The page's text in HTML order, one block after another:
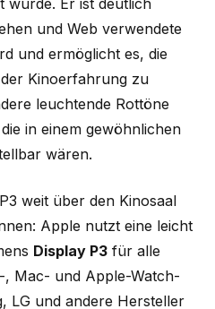
und Web verwendete
und ermöglicht es, die
Kinoerfahrung zu
leuchtende Rottöne
in einem gewöhnlichen
wären.
weit über den Kinosaal
Apple nutzt eine leicht
Display P3 für alle
, Mac- und Apple-Watch-
LG und andere Hersteller